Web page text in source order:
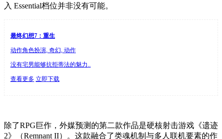
入 Essential档位并非没有可能。
最终幻想7：重生
动作角色扮演, 奇幻, 动作
没有宅男能够抗拒蒂法的魅力..
查看更多 立即下载
除了RPG巨作，外媒预测的第二款作品是硬核射击游戏《遗迹
2》（Remnant II）。这款融合了类魂机制与多人联机要素的作